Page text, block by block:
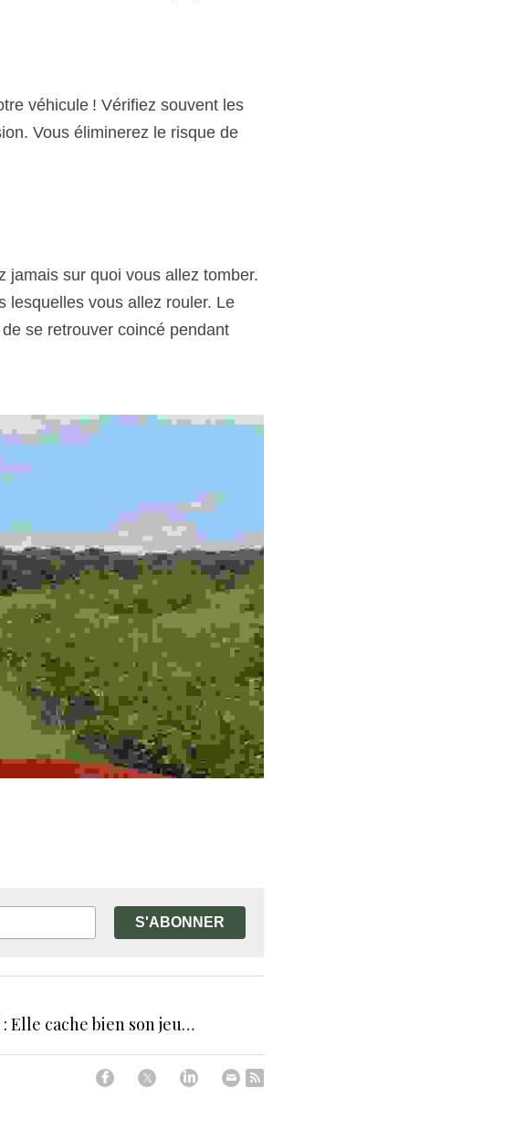
votre véhicule.
! Vérifiez souvent les
Vous éliminerez le risque de
quoi vous allez tomber.
lesquelles vous allez rouler. Le
se retrouver coincé pendant
S'ABONNER
: Elle cache bien son jeu…